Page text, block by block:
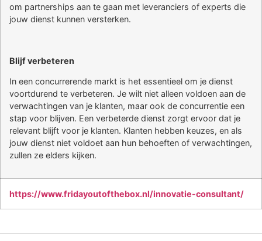
om partnerships aan te gaan met leveranciers of experts die
jouw dienst kunnen versterken.
Blijf verbeteren
In een concurrerende markt is het essentieel om je dienst
voortdurend te verbeteren. Je wilt niet alleen voldoen aan de
verwachtingen van je klanten, maar ook de concurrentie een
stap voor blijven. Een verbeterde dienst zorgt ervoor dat je
relevant blijft voor je klanten. Klanten hebben keuzes, en als
jouw dienst niet voldoet aan hun behoeften of verwachtingen,
zullen ze elders kijken.
https://www.fridayoutofthebox.nl/innovatie-consultant/